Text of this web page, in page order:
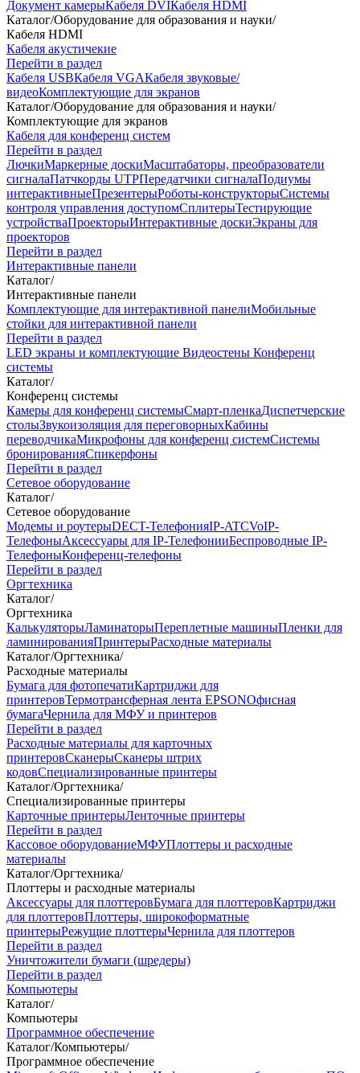
Документ камерыКабеля DVIКабеля HDMI
Каталог/Оборудование для образования и науки/
Кабеля HDMI
Кабеля акустичекие
Перейти в раздел
Кабеля USBКабеля VGAКабеля звуковые/
видеоКомплектующие для экранов
Каталог/Оборудование для образования и науки/
Комплектующие для экранов
Кабеля для конференц систем
Перейти в раздел
ЛючкиМаркерные доскиМасштабаторы, преобразователи
сигналаПатчкорды UTPПередатчики сигналаПодиумы
интерактивныеПрезентерыРоботы-конструкторыСистемы
контроля управления доступомСплитерыТестирующие
устройстваПроекторыИнтерактивные доскиЭкраны для
проекторов
Перейти в раздел
Интерактивные панели
Каталог/
Интерактивные панели
Комплектующие для интерактивной панелиМобильные
стойки для интерактивной панели
Перейти в раздел
LED экраны и комплектующие Видеостены Конференц
системы
Каталог/
Конференц системы
Камеры для конференц системыCмарт-пленкаДиспетчерские
столыЗвукоизоляция для переговорныхКабины
переводчикаМикрофоны для конференц системСистемы
бронированияСпикерфоны
Перейти в раздел
Сетевое оборудование
Каталог/
Сетевое оборудование
Модемы и роутерыDECT-ТелефонияIP-ATCVoIP-
ТелефоныАксессуары для IP-ТелефонииБеспроводные IP-
ТелефоныКонференц-телефоны
Перейти в раздел
Оргтехника
Каталог/
Оргтехника
КалькуляторыЛаминаторыПереплетные машиныПленки для
ламинированияПринтерыРасходные материалы
Каталог/Оргтехника/
Расходные материалы
Бумага для фотопечатиКартриджи для
принтеровТермотрансферная лента EPSONОфисная
бумагаЧернила для МФУ и принтеров
Перейти в раздел
Расходные материалы для карточных
принтеровСканерыСканеры штрих
кодовСпециализированные принтеры
Каталог/Оргтехника/
Специализированные принтеры
Карточные принтерыЛенточные принтеры
Перейти в раздел
Кассовое оборудованиеМФУПлоттеры и расходные
материалы
Каталог/Оргтехника/
Плоттеры и расходные материалы
Аксессуары для плоттеровБумага для плоттеровКартриджи
для плоттеровПлоттеры, широкоформатные
принтерыРежущие плоттерыЧернила для плоттеров
Перейти в раздел
Уничтожители бумаги (шредеры)
Перейти в раздел
Компьютеры
Каталог/
Компьютеры
Программное обеспечение
Каталог/Компьютеры/
Программное обеспечение